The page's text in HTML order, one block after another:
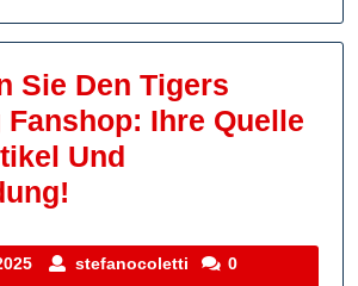
Sie Den Tigers
Ihre Quelle
Und
Den
26
stefanocoletti stefanocoletti
0